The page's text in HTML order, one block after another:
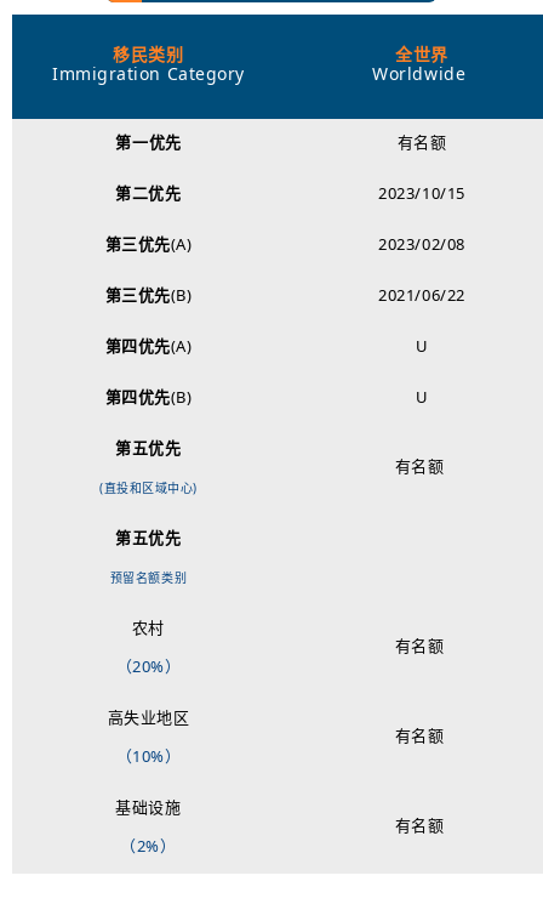
移民类别
Immigration Category
全世界
Worldwide
第一优先 有名额
第二优先 2023/10/15
第三优先(A) 2023/02/08
第三优先(B) 2021/06/22
第四优先(A) U
第四优先(B) U
第五优先
(直投和区域中心)
有名额
第五优先
预留名额类别
农村
（20%）
有名额
高失业地区
（10%）
有名额
基础设施
（2%）
有名额